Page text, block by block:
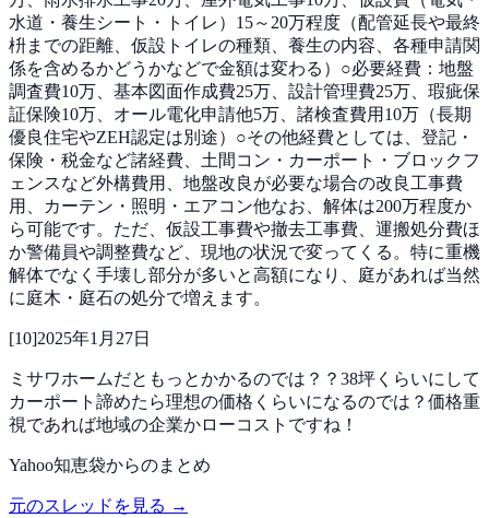
水道・養生シート・トイレ）15～20万程度（配管延長や最終
枡までの距離、仮設トイレの種類、養生の内容、各種申請関
係を含めるかどうかなどで金額は変わる）○必要経費：地盤
調査費10万、基本図面作成費25万、設計管理費25万、瑕疵保
証保険10万、オール電化申請他5万、諸検査費用10万（長期
優良住宅やZEH認定は別途）○その他経費としては、登記・
保険・税金など諸経費、土間コン・カーポート・ブロックフ
ェンスなど外構費用、地盤改良が必要な場合の改良工事費
用、カーテン・照明・エアコン他なお、解体は200万程度か
ら可能です。ただ、仮設工事費や撤去工事費、運搬処分費ほ
か警備員や調整費など、現地の状況で変ってくる。特に重機
解体でなく手壊し部分が多いと高額になり、庭があれば当然
に庭木・庭石の処分で増えます。
[10]2025年1月27日
ミサワホームだともっとかかるのでは？？38坪くらいにして
カーポート諦めたら理想の価格くらいになるのでは？価格重
視であれば地域の企業かローコストですね！
Yahoo知恵袋からのまとめ
元のスレッドを見る →